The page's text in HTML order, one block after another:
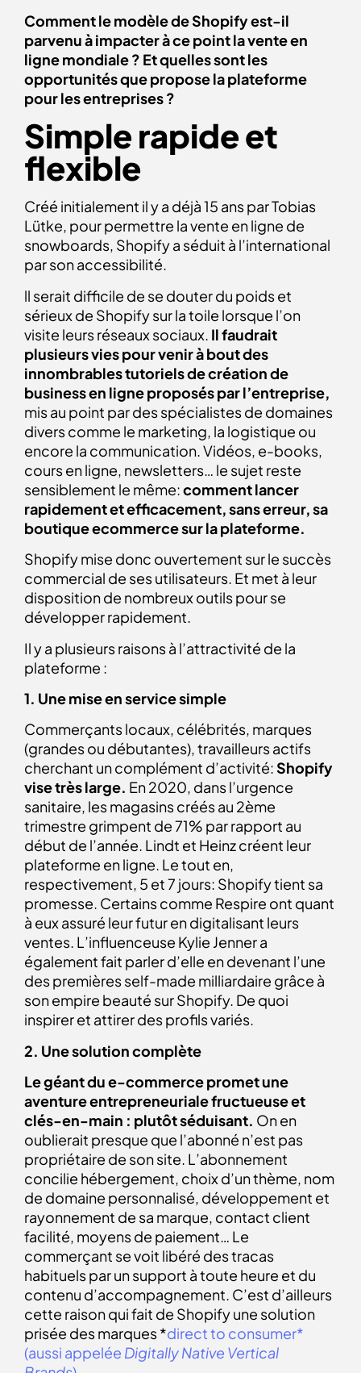
Comment le modèle de Shopify est-il
parvenu à impacter à ce point la vente en
ligne mondiale ? Et quelles sont les
opportunités que propose la plateforme
pour les entreprises ?
Simple rapide et
flexible
Créé initialement il y a déjà 15 ans par Tobias
Lütke, pour permettre la vente en ligne de
snowboards, Shopify a séduit à l’international
par son accessibilité.
ll serait difficile de se douter du poids et
sérieux de Shopify sur la toile lorsque l’on
visite leurs réseaux sociaux. Il faudrait
plusieurs vies pour venir à bout des
innombrables tutoriels de création de
business en ligne proposés par l’entreprise,
mis au point par des spécialistes de domaines
divers comme le marketing, la logistique ou
encore la communication. Vidéos, e-books,
cours en ligne, newsletters… le sujet reste
sensiblement le même:comment lancer
rapidement et efficacement, sans erreur, sa
boutique ecommerce sur la plateforme.
Shopify mise donc ouvertement sur le succès
commercial de ses utilisateurs. Et met à leur
disposition de nombreux outils pour se
développer rapidement.
Il y a plusieurs raisons à l’attractivité de la
plateforme :
1. Une mise en service simple
Commerçants locaux, célébrités, marques
(grandes ou débutantes), travailleurs actifs
cherchant un complément d’activité:Shopify
vise très large. En 2020, dans l’urgence
sanitaire, les magasins créés au 2ème
trimestre grimpent de 71% par rapport au
début de l’année. Lindt et Heinz créent leur
plateforme en ligne. Le tout en,
respectivement, 5 et 7 jours: Shopify tient sa
promesse. Certains comme Respire ont quant
à eux assuré leur futur en digitalisant leurs
ventes. L’influenceuse Kylie Jenner a
également fait parler d’elle en devenant l’une
des premières self-made milliardaire grâce à
son empire beauté sur Shopify. De quoi
inspirer et attirer des profils variés.
2. Une solution complète
Le géant du e-commerce promet une
aventure entrepreneuriale fructueuse et
clés-en-main : plutôt séduisant. On en
oublierait presque que l’abonné n’est pas
propriétaire de son site. L’abonnement
concilie hébergement, choix d’un thème, nom
de domaine personnalisé, développement et
rayonnement de sa marque, contact client
facilité, moyens de paiement… Le
commerçant se voit libéré des tracas
habituels par un support à toute heure et du
contenu d’accompagnement. C’est d’ailleurs
cette raison qui fait de Shopify une solution
prisée des marques *direct to consumer*
(aussi appelée Digitally Native Vertical